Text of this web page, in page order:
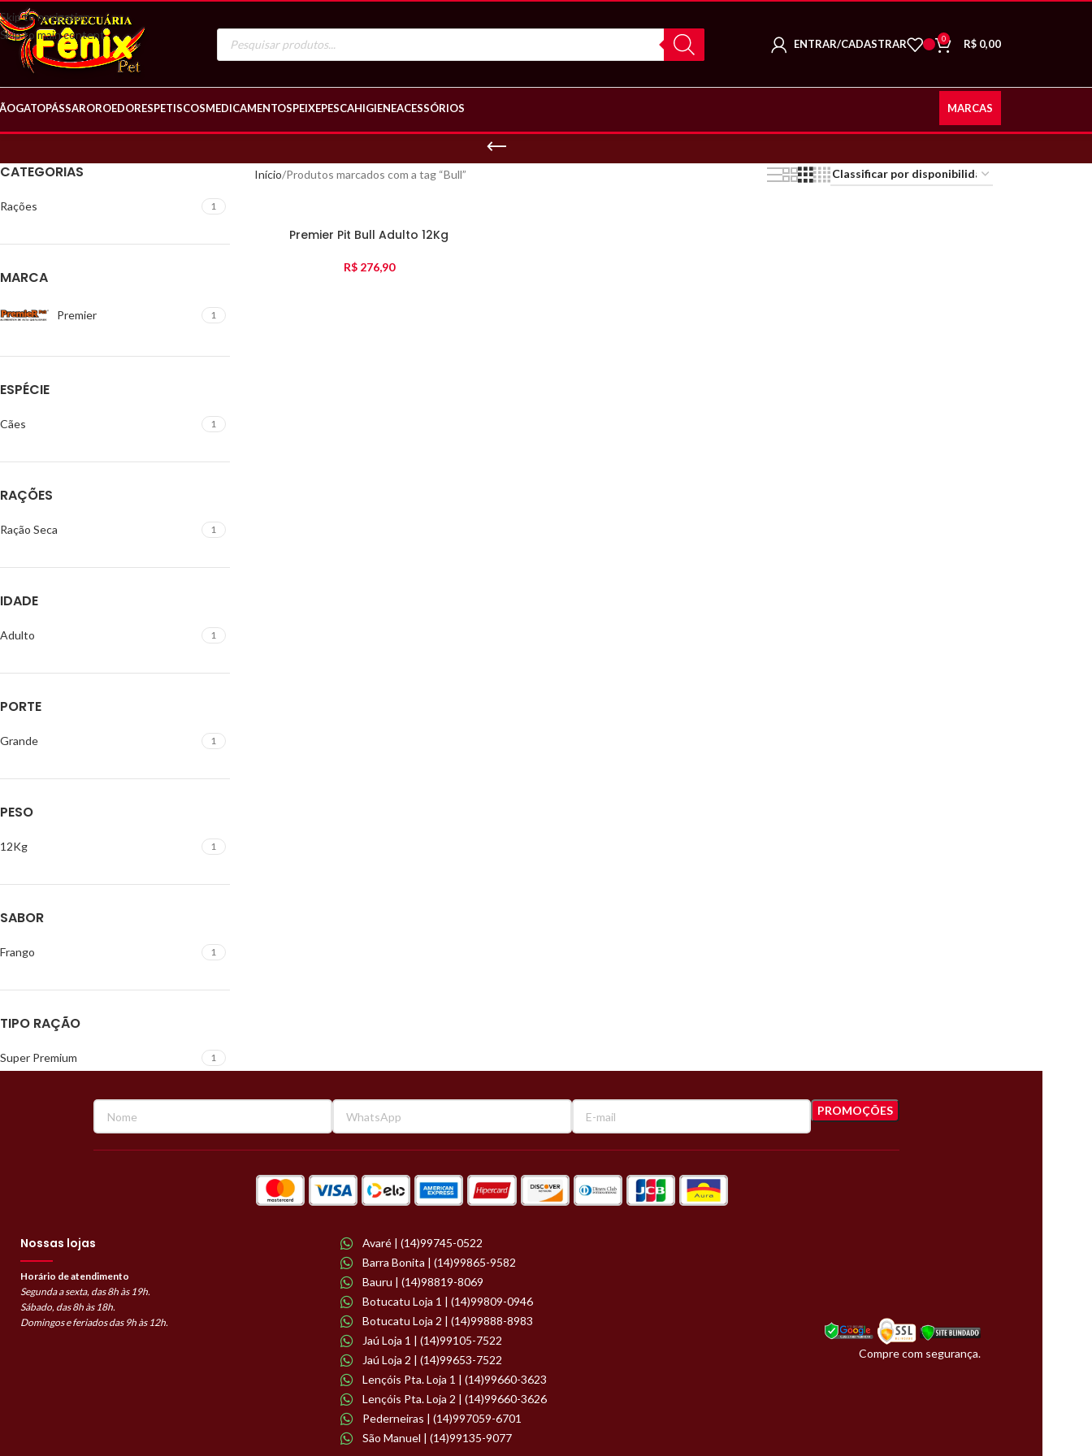
Skip to navigation
Skip to main content
ENTRAR/CADASTRAR 0 R$ 0,00
GATOPÁSSAROROEDORESPETISCOSMEDICAMENTOSPEIXEPESCAHIGIENEACESSÓRIOS MARCAS
CATEGORIAS
Rações 1
MARCA
Premier 1
ESPÉCIE
Cães 1
RAÇÕES
Ração Seca 1
IDADE
Adulto 1
PORTE
Grande 1
PESO
12Kg 1
SABOR
Frango 1
TIPO RAÇÃO
Super Premium 1
Início Produtos marcados com a tag “Bull”
Premier Pit Bull Adulto 12Kg
R$276,90
Nossas lojas
Horário de atendimento
Segunda a sexta, das 8h às 19h.
Sábado, das 8h às 18h.
Domingos e feriados das 9h às 12h.
Avaré | (14)99745-0522
Barra Bonita | (14)99865-9582
Bauru | (14)98819-8069
Botucatu Loja 1 | (14)99809-0946
Botucatu Loja 2 | (14)99888-8983
Jaú Loja 1 | (14)99105-7522
Jaú Loja 2 | (14)99653-7522
Lençóis Pta. Loja 1 | (14)99660-3623
Lençóis Pta. Loja 2 | (14)99660-3626
Pederneiras | (14)997059-6701
São Manuel | (14)99135-9077
Compre com segurança.